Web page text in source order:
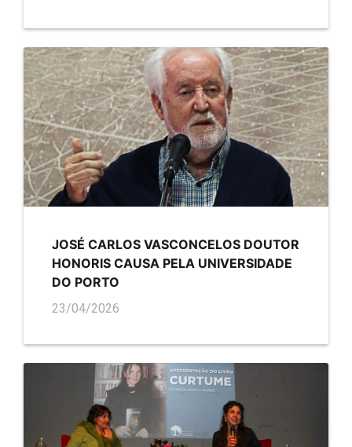
JOSÉ CARLOS VASCONCELOS DOUTOR
HONORIS CAUSA PELA UNIVERSIDADE
DO PORTO
23/04/2026